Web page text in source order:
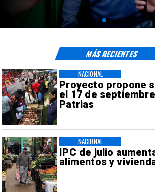
Proyecto propone
el 17 de
Patrias
NACIONAL
IPC de julio
alimentos y
NACIONAL
MÁS RECIENTES